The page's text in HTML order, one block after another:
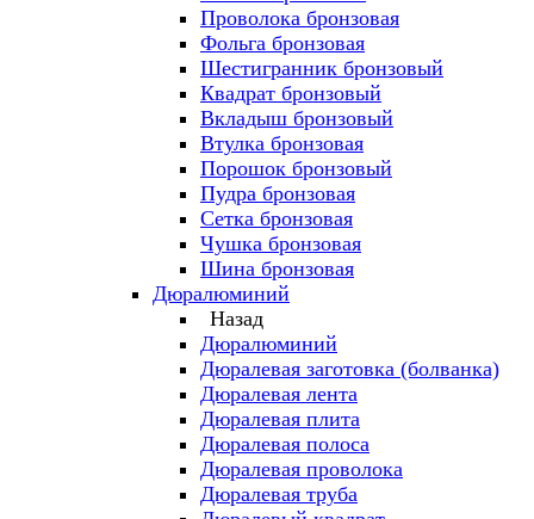
Проволока бронзовая
Фольга бронзовая
Шестигранник бронзовый
Квадрат бронзовый
Вкладыш бронзовый
Втулка бронзовая
Порошок бронзовый
Пудра бронзовая
Сетка бронзовая
Чушка бронзовая
Шина бронзовая
Дюралюминий
Назад
Дюралюминий
Дюралевая заготовка (болванка)
Дюралевая лента
Дюралевая плита
Дюралевая полоса
Дюралевая проволока
Дюралевая труба